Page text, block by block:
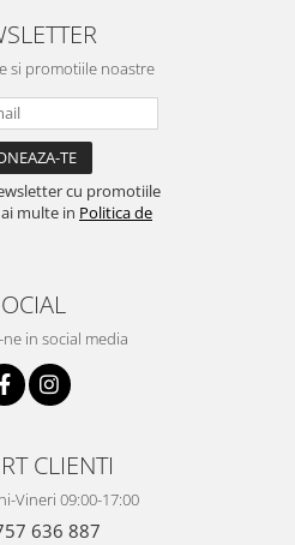
si promotiile noastre
cu promotiile
multe in Politica de
in social media
CLIENTI
Vineri 09:00-17:00
636 887